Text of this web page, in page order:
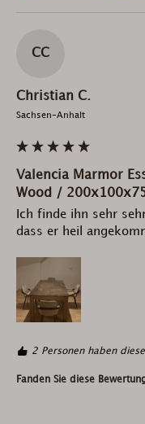
CC
Christian C.
Sachsen-Anhalt
Valencia Marmor
Wood /
Ich finde ihn sehr
dass er heil
2 Personen haben
Fanden Sie diese